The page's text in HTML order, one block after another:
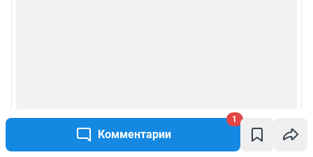
Комментарии
1